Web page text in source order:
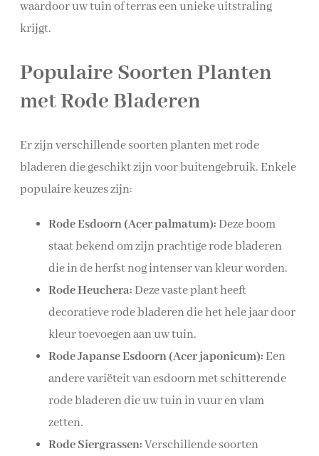
waardoor uw tuin of terras een unieke uitstraling
krijgt.
Populaire Soorten Planten
met Rode Bladeren
Er zijn verschillende soorten planten met rode
bladeren die geschikt zijn voor buitengebruik. Enkele
populaire keuzes zijn:
Rode Esdoorn (Acer palmatum): Deze boom
staat bekend om zijn prachtige rode bladeren
die in de herfst nog intenser van kleur worden.
Rode Heuchera: Deze vaste plant heeft
decoratieve rode bladeren die het hele jaar door
kleur toevoegen aan uw tuin.
Rode Japanse Esdoorn (Acer japonicum): Een
andere variëteit van esdoorn met schitterende
rode bladeren die uw tuin in vuur en vlam
zetten.
Rode Siergrassen:Verschillende soorten